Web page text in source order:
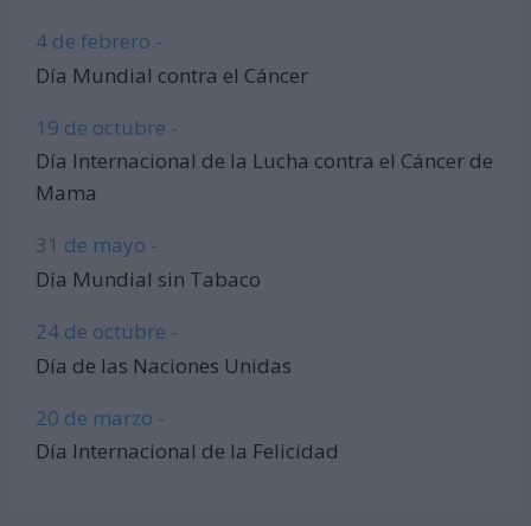
4 de febrero -
Día Mundial contra el Cáncer
19 de octubre -
Día Internacional de la Lucha contra el Cáncer de
Mama
31 de mayo -
Día Mundial sin Tabaco
24 de octubre -
Día de las Naciones Unidas
20 de marzo -
Día Internacional de la Felicidad